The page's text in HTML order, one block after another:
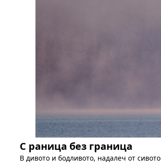
С раница без граница
В дивото и бодливото, надалеч от сивото